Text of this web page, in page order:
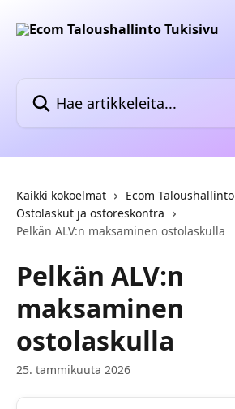
Kaikki kokoelmat
Ecom Taloushallinto
Ostolaskut ja ostoreskontra
Pelkän ALV:n maksaminen ostolaskulla
Pelkän ALV:n
maksaminen
ostolaskulla
25. tammikuuta 2026